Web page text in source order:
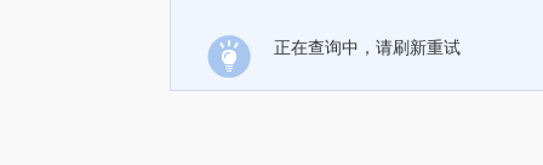
正在查询中，请刷新重试